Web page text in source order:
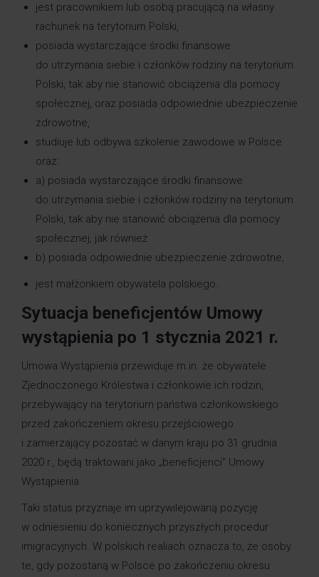
jest pracownikiem lub osobą pracującą na własny
rachunek na terytorium Polski,
posiada wystarczające środki finansowe
do utrzymania siebie i członków rodziny na terytorium
Polski, tak aby nie stanowić obciążenia dla pomocy
społecznej, oraz posiada odpowiednie ubezpieczenie
zdrowotne,
studiuje lub odbywa szkolenie zawodowe w Polsce
oraz:
a) posiada wystarczające środki finansowe
do utrzymania siebie i członków rodziny na terytorium
Polski, tak aby nie stanowić obciążenia dla pomocy
społecznej, jak również
b) posiada odpowiednie ubezpieczenie zdrowotne,
jest małżonkiem obywatela polskiego.
Sytuacja beneficjentów Umowy
wystąpienia po 1 stycznia 2021 r.
Umowa Wystąpienia przewiduje m.in. że obywatele
Zjednoczonego Królestwa i członkowie ich rodzin,
przebywający na terytorium państwa członkowskiego
przed zakończeniem okresu przejściowego
i zamierzający pozostać w danym kraju po 31 grudnia
2020 r., będą traktowani jako „beneficjenci” Umowy
Wystąpienia.
Taki status przyznaje im uprzywilejowaną pozycję
w odniesieniu do koniecznych przyszłych procedur
imigracyjnych. W polskich realiach oznacza to, że osoby
te, gdy pozostaną w Polsce po zakończeniu okresu